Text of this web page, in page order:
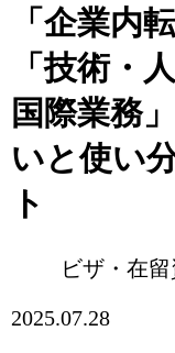
「企業内
「技術・
国際業務
いと使い
ト
ビザ・在
2025.07.28